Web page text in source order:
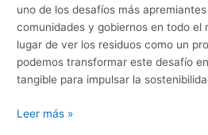
uno de los desafíos más
comunidades y gobiernos en todo el
lugar de ver los residuos como un
podemos transformar este desafío
tangible para impulsar la
Leer más »